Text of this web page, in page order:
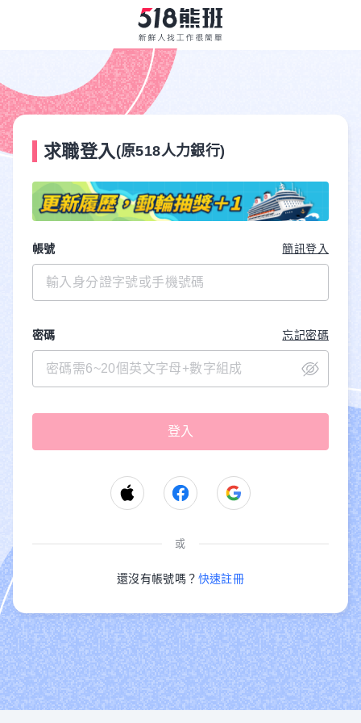
求職登入 (原518人力銀行)
帳號 簡訊登入
密碼 忘記密碼
或
還沒有帳號嗎？ 快速註冊